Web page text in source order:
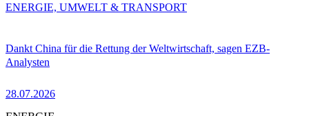
Dankt China für die Rettung der Weltwirtschaft, sagen EZB-
Analysten
28.07.2026
ENERGIE, UMWELT & TRANSPORT